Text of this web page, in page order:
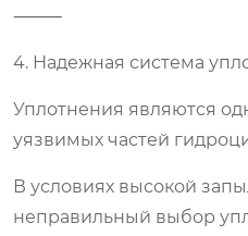
⸻
4. Надежная система
Уплотнения являются
уязвимых частей
В условиях высокой
неправильный выбор